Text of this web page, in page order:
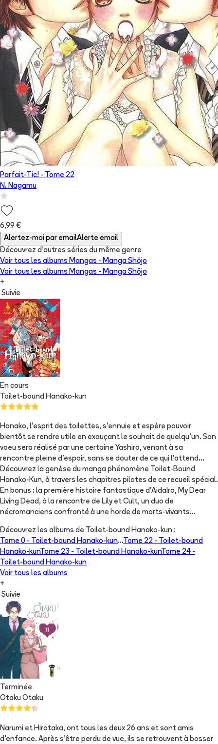
Parfait-Tic! - Tome 22
N. Nagamu
6,99 €
Alertez-moi par emailAlerte email
Découvrez d'autres séries du même genre
Voir tous les albums Mangas - Manga Shōjo
Voir tous les albums Mangas - Manga Shōjo
+
Suivie
En cours
Toilet-bound Hanako-kun
Hanako, l’esprit des toilettes, s’ennuie et espère pouvoir
bientôt se rendre utile en exauçant le souhait de quelqu’un. Son
voeu sera réalisé par une certaine Yashiro, venant à sa
rencontre pleine d’espoir, sans se douter de ce qui l’attend…
Découvrez la genèse du manga phénomène Toilet-Bound
Hanako-Kun, à travers les chapitres pilotes de ce recueil spécial.
En bonus : la première histoire fantastique d’AidaIro, My Dear
Living Dead, à la rencontre de Lily et Cult, un duo de
nécromanciens confronté à une horde de morts-vivants...
Découvrez les albums de Toilet-bound Hanako-kun :
Tome 0 - Toilet-bound Hanako-kun...Tome 22 - Toilet-bound
Hanako-kunTome 23 - Toilet-bound Hanako-kunTome 24 -
Toilet-bound Hanako-kun
Voir tous les albums
+
Suivie
Terminée
Otaku Otaku
Narumi et Hirotaka, ont tous les deux 26 ans et sont amis
d’enfance. Après s’être perdu de vue, ils se retrouvent à bosser